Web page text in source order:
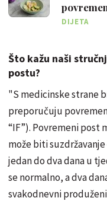
rezultate
DIJETA
Što kažu naši
postu?
"S medicinske strane
preporučuju
“IF”). Povremeni post
može biti
jedan do dva dana u
se normalno, a dva
svakodnevni